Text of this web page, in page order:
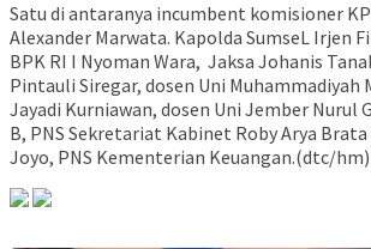
Satu di antaranya incumbent komisioner
Alexander Marwata. Kapolda SumseL Irjen
BPK RI I Nyoman Wara, Jaksa Johanis
Pintauli Siregar, dosen Uni Muhammadiyah
Jayadi Kurniawan, dosen Uni Jember Nurul
B, PNS Sekretariat Kabinet Roby Arya
Joyo, PNS Kementerian Keuangan.(dtc/hm)